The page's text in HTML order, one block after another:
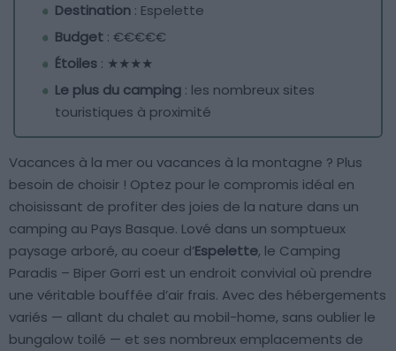
Destination : Espelette
Budget : €€€€€
Étoiles : ★★★★
Le plus du camping : les nombreux sites
touristiques à proximité
Vacances à la mer ou vacances à la montagne ? Plus
besoin de choisir ! Optez pour le compromis idéal en
choisissant de profiter des joies de la nature dans un
camping au Pays Basque. Lové dans un somptueux
paysage arboré, au coeur d’Espelette, le Camping
Paradis – Biper Gorri est un endroit convivial où prendre
une véritable bouffée d’air frais. Avec des hébergements
variés — allant du chalet au mobil-home, sans oublier le
bungalow toilé — et ses nombreux emplacements de